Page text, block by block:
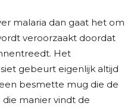
malaria dan gaat het om
veroorzaakt doordat
Het
gebeurt eigenlijk altijd
besmette mug die de
die manier vindt de